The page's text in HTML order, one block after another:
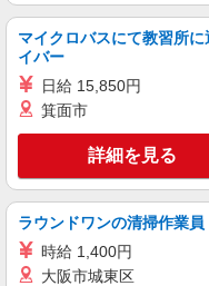
時給1,300円
(試用期間2ヶ月) 残業が発
グ
アルバイト パート
コンパスグループ・ジャパ
マイクロバスにて教習所
イバー
日給 15,850円
箕面市
詳細を見る
ラウンドワンの清掃作業員
時給 1,400円
大阪市城東区